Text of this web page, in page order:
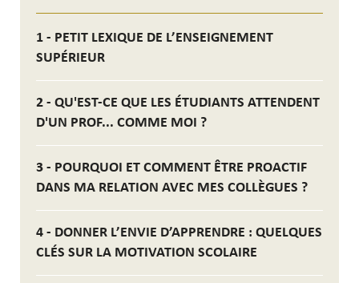
1 - PETIT LEXIQUE DE L’ENSEIGNEMENT
SUPÉRIEUR
2 - QU'EST-CE QUE LES ÉTUDIANTS ATTENDENT
D'UN PROF... COMME MOI ?
3 - POURQUOI ET COMMENT ÊTRE PROACTIF
DANS MA RELATION AVEC MES COLLÈGUES ?
4 - DONNER L’ENVIE D’APPRENDRE : QUELQUES
CLÉS SUR LA MOTIVATION SCOLAIRE